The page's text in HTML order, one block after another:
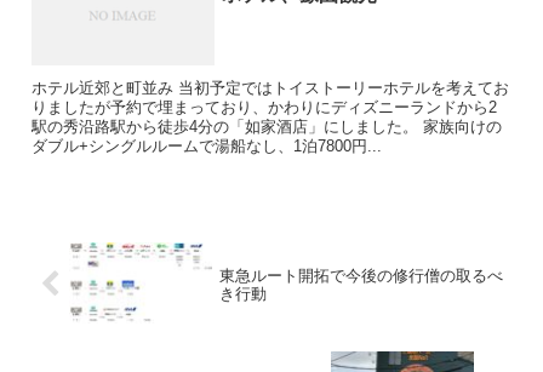
ホテル近郊と町並み 当初予定ではトイストーリーホテルを考えてお
りましたが予約で埋まっており、かわりにディズニーランドから2
駅の秀沿路駅から徒歩4分の「如家酒店」にしました。 家族向けの
ダブル+シングルルームで湯船なし、1泊7800円...
東急ルート開拓で今後の修行僧の取るべ
き行動